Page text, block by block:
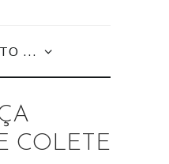
...
COLETE